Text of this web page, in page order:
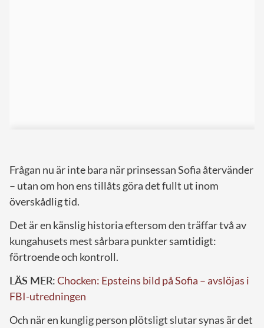
Frågan nu är inte bara när prinsessan Sofia återvänder
– utan om hon ens tillåts göra det fullt ut inom
överskådlig tid.
Det är en känslig historia eftersom den träffar två av
kungahusets mest sårbara punkter samtidigt:
förtroende och kontroll.
LÄS MER:Chocken: Epsteins bild på Sofia – avslöjas i
FBI-utredningen
Och när en kunglig person plötsligt slutar synas är det